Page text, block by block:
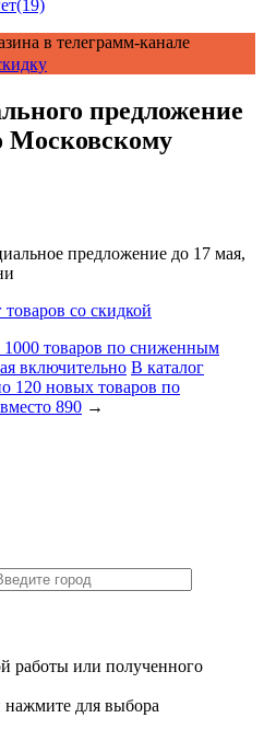
(19)
в телеграмм-канале
предложение
Московскому
предложение до 17 мая,
со скидкой
1000 товаров по сниженным
включительно В каталог
120 новых товаров по
890 →
работы или полученного
для выбора